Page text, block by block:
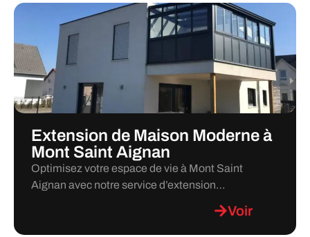
Extension de Maison Moderne à
Mont Saint Aignan
Optimisez votre espace de vie à Mont Saint
Aignan avec notre service d’extension…
Voir